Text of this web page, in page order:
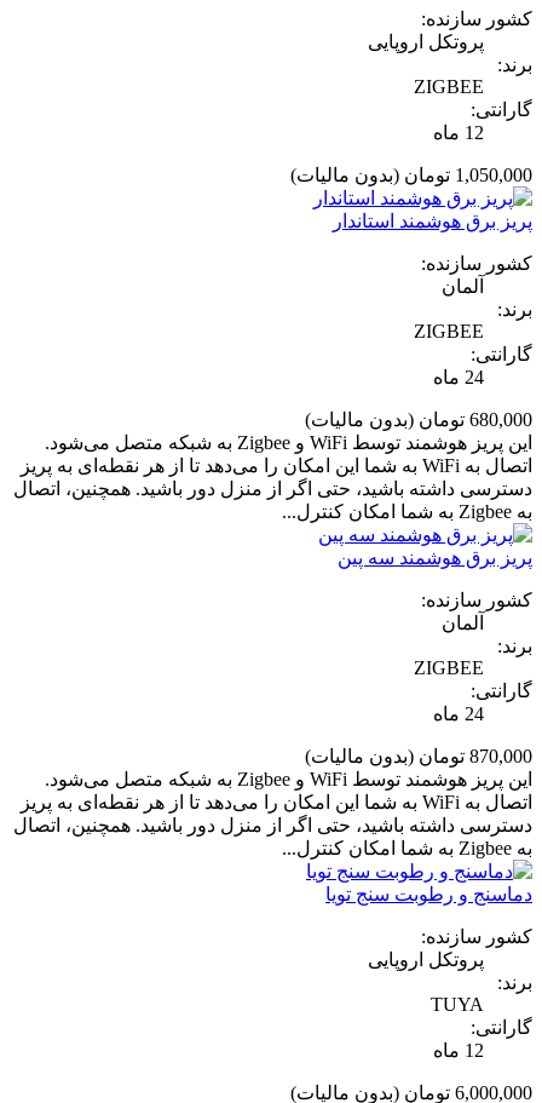
کشور سازنده:
پروتکل اروپایی
برند:
ZIGBEE
گارانتی:
12 ماه
1,050,000 تومان (بدون مالیات)
پریز برق هوشمند استاندار
کشور سازنده:
آلمان
برند:
ZIGBEE
گارانتی:
24 ماه
680,000 تومان
(بدون مالیات)
این پریز هوشمند توسط WiFi و Zigbee به شبکه متصل می‌شود.
اتصال به WiFi به شما این امکان را می‌دهد تا از هر نقطه‌ای به پریز
دسترسی داشته باشید، حتی اگر از منزل دور باشید. همچنین، اتصال
به Zigbee به شما امکان کنترل...
پریز برق هوشمند سه پین
کشور سازنده:
آلمان
برند:
ZIGBEE
گارانتی:
24 ماه
870,000 تومان
(بدون مالیات)
این پریز هوشمند توسط WiFi و Zigbee به شبکه متصل می‌شود.
اتصال به WiFi به شما این امکان را می‌دهد تا از هر نقطه‌ای به پریز
دسترسی داشته باشید، حتی اگر از منزل دور باشید. همچنین، اتصال
به Zigbee به شما امکان کنترل...
دماسنج و رطوبت سنج تویا
کشور سازنده:
پروتکل اروپایی
برند:
TUYA
گارانتی:
12 ماه
6,000,000 تومان (بدون مالیات)